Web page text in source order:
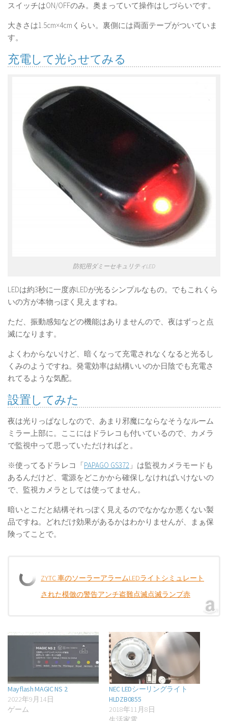
スイッチはON/OFFのみ。奥まっていて操作はしづらいです。
大きさは1.5cm×4cmくらい。裏側には両面テープがついていま
す。
充電して光らせてみる
防犯用ダミーセキュリティLED
LEDは約3秒に一度赤LEDが光るシンプルなもの。でもこれくら
いの方が本物っぽく見えますね。
ただ、振動感知などの機能はありませんので、夜はずっと点
滅になります。
よくわからないけど、暗くなって充電されなくなると光るし
くみのようですね。発電効率は結構いいのか日陰でも充電さ
れてるような気配。
設置してみた
夜は光りっぱなしなので、あまり邪魔にならなそうなルーム
ミラー上部に。ここにはドラレコも付いているので、カメラ
で監視中って思っていただければと。
※使ってるドラレコ「PAPAGO GS372 」は監視カメラモードも
あるんだけど、電源をどこかから確保しなければいけないの
で、監視カメラとしては使ってません。
暗いとこだと結構それっぽく見えるのでなかなか悪くない製
品ですね。どれだけ効果があるかはわかりませんが、まぁ保
険ってことで。
ZYTC 車のソーラーアラームLEDライトシミュレート
された模倣の警告アンチ盗難点滅点滅ランプ赤
Mayflash MAGIC NS 2
2022年9月14日
ゲーム
NEC LEDシーリングライト
HLDZB0855
2018年11月8日